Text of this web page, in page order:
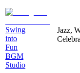
Swing
into
Fun
BGM
Studio
Jazz,